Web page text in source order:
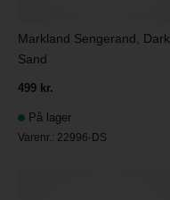
Markland Sengerand, Dark
Sand
499 kr.
På lager
Varenr.: 22996-DS